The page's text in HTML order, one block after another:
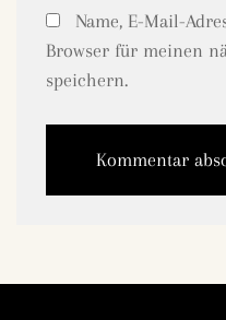
Name, E-Mail-
Browser für meinen
speichern.